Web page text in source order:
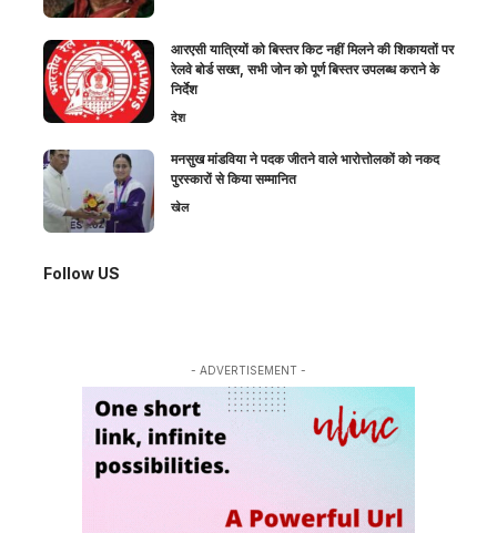
आरएसी यात्रियों को बिस्तर किट नहीं मिलने की शिकायतों पर
रेलवे बोर्ड सख्त, सभी जोन को पूर्ण बिस्तर उपलब्ध कराने के
निर्देश
देश
मनसुख मांडविया ने पदक जीतने वाले भारोत्तोलकों को नकद
पुरस्कारों से किया सम्मानित
खेल
Follow US
- ADVERTISEMENT -